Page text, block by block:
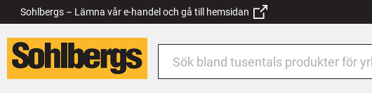
Sohlbergs – Lämna vår e-handel och gå till hemsidan